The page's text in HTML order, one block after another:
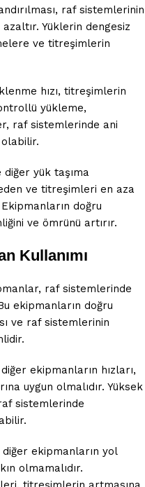
raf sistemlerinin
Yüklerin dengesiz
ve titreşimlerin
hızı, titreşimlerin
yükleme,
raf sistemlerinde ani
yük taşıma
ve titreşimleri en aza
doğru
ve ömrünü artırır.
Kullanımı
raf sistemlerinde
ekipmanların doğru
ve raf sistemlerinin
ekipmanların hızları,
uygun olmalıdır. Yüksek
sistemlerinde
ekipmanların yol
olmamalıdır.